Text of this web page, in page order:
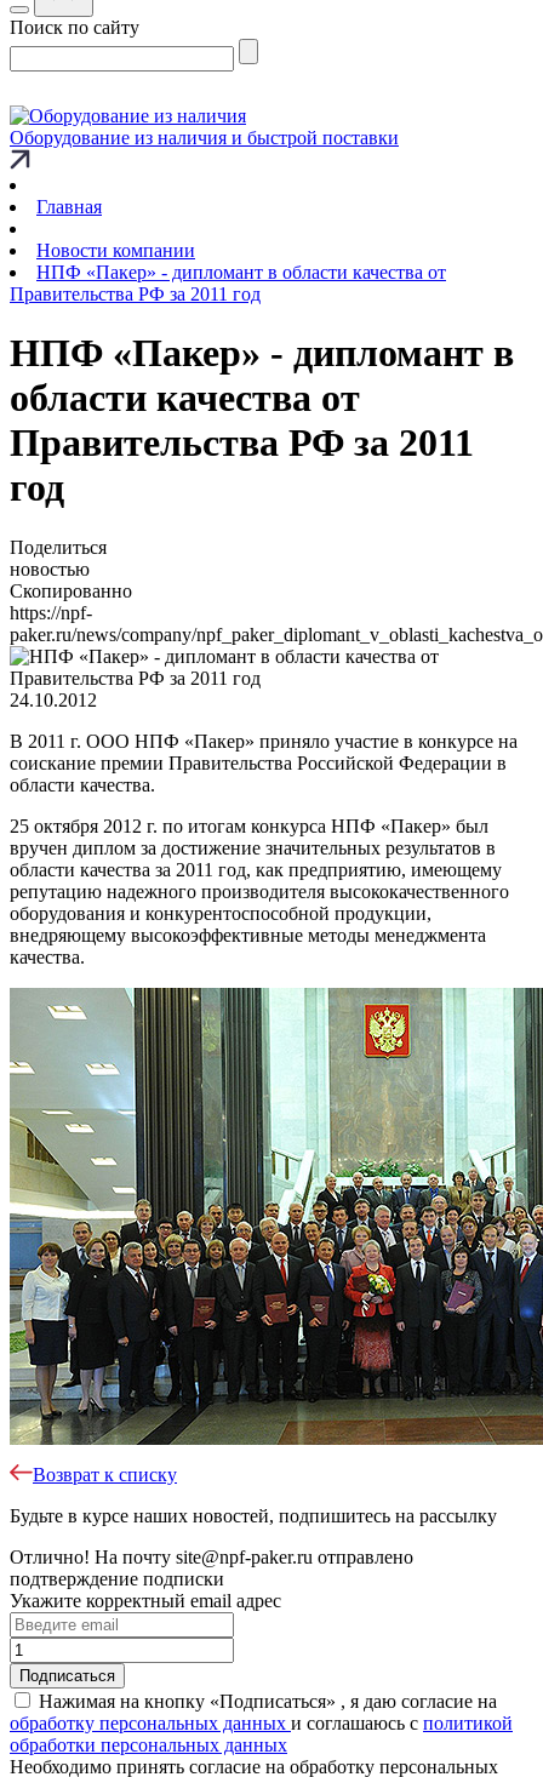
Поиск по сайту
Оборудование из наличия и быстрой поставки
Главная
Новости компании
НПФ «Пакер» - дипломант в области качества от
Правительства РФ за 2011 год
НПФ «Пакер» - дипломант в
области качества от
Правительства РФ за 2011
год
Поделиться
новостью
Скопированно
https://npf-
paker.ru/news/company/
24.10.2012
В 2011 г. ООО НПФ «Пакер» приняло участие в конкурсе на
соискание премии Правительства Российской Федерации в
области качества.
25 октября 2012 г. по итогам конкурса НПФ «Пакер» был
вручен диплом за достижение значительных результатов в
области качества за 2011 год, как предприятию, имеющему
репутацию надежного производителя высококачественного
оборудования и конкурентоспособной продукции,
внедряющему высокоэффективные методы менеджмента
качества.
Возврат к списку
Будьте в курсе наших новостей, подпишитесь на рассылку
Отлично! На почту site@npf-paker.ru отправлено
подтверждение подписки
Укажите корректный email адрес
Нажимая на кнопку «Подписаться» , я даю согласие на
обработку персональных данных и соглашаюсь c политикой
обработки персональных данных
Необходимо принять согласие на обработку персональных